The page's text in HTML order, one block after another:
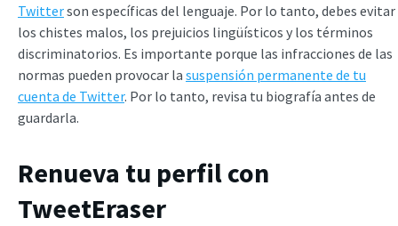
Twitterson específicas del lenguaje. Por lo tanto, debes evitar
los chistes malos, los prejuicios lingüísticos y los términos
discriminatorios. Es importante porque las infracciones de las
normas pueden provocar la suspensión permanente de tu
cuenta de Twitter. Por lo tanto, revisa tu biografía antes de
guardarla.
Renueva tu perfil con
TweetEraser